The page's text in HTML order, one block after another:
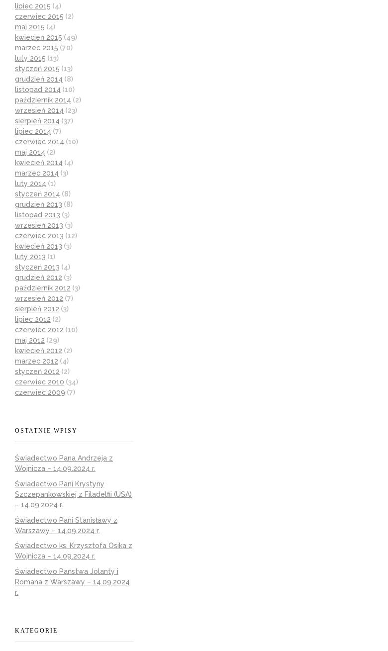
lipiec 2015 (4)
czerwiec 2015 (2)
maj 2015 (4)
kwiecień 2015 (49)
marzec 2015 (70)
luty 2015 (13)
styczeń 2015 (13)
grudzień 2014 (8)
listopad 2014 (10)
październik 2014 (2)
wrzesień 2014 (23)
sierpień 2014 (37)
lipiec 2014 (7)
czerwiec 2014 (10)
maj 2014 (2)
kwiecień 2014 (4)
marzec 2014 (3)
luty 2014 (1)
styczeń 2014 (8)
grudzień 2013 (8)
listopad 2013 (3)
wrzesień 2013 (3)
czerwiec 2013 (12)
kwiecień 2013 (3)
luty 2013 (1)
styczeń 2013 (4)
grudzień 2012 (3)
październik 2012 (3)
wrzesień 2012 (7)
sierpień 2012 (3)
lipiec 2012 (2)
czerwiec 2012 (10)
maj 2012 (29)
kwiecień 2012 (2)
marzec 2012 (4)
styczeń 2012 (2)
czerwiec 2010 (34)
czerwiec 2009 (7)
OSTATNIE WPISY
Świadectwo Pana Andrzeja z
Wojnicza – 14.09.2024 r.
Świadectwo Pani Krystyny
Szczepankowskiej z Filadelfii (USA)
– 14.09.2024 r.
Świadectwo Pani Stanisławy z
Warszawy – 14.09.2024 r.
Świadectwo ks. Krzysztofa Osika z
Wojnicza – 14.09.2024 r.
Świadectwo Państwa Jolanty i
Romana z Warszawy – 14.09.2024
r.
KATEGORIE